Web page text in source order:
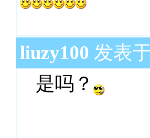
liuzy100 发表
是吗？